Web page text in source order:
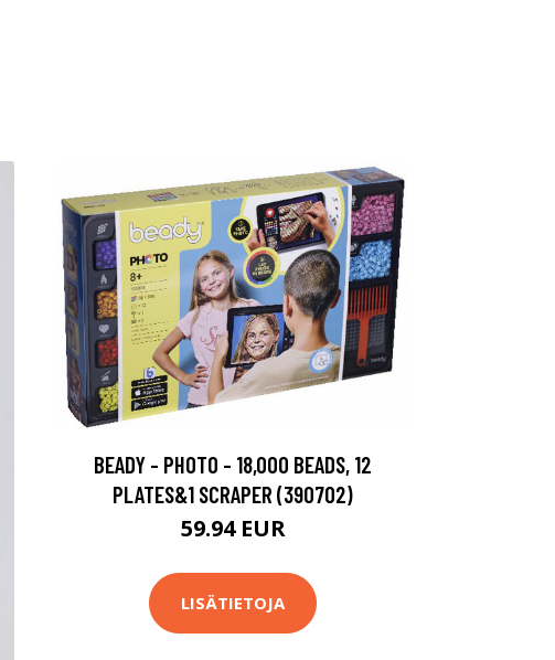
BEADY - PHOTO - 18,000 BEADS, 12
PLATES&1 SCRAPER (390702)
59.94 EUR
LISÄTIETOJA